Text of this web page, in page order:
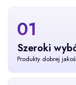
01
Szeroki
Produkty dobrej